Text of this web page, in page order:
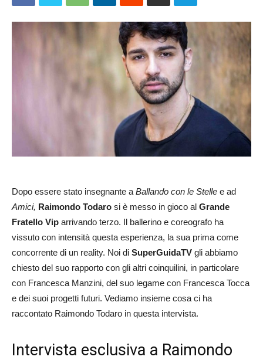
Dopo essere stato insegnante a Ballando con le Stelle e ad
Amici, Raimondo Todaro si è messo in gioco al Grande
Fratello Vip arrivando terzo. Il ballerino e coreografo ha
vissuto con intensità questa esperienza, la sua prima come
concorrente di un reality. Noi di SuperGuidaTV gli abbiamo
chiesto del suo rapporto con gli altri coinquilini, in particolare
con Francesca Manzini, del suo legame con Francesca Tocca
e dei suoi progetti futuri. Vediamo insieme cosa ci ha
raccontato Raimondo Todaro in questa intervista.
Intervista esclusiva a Raimondo